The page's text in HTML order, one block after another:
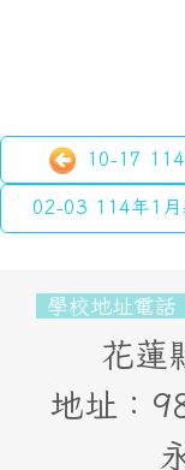
10-17 114
02-03 114年1月
頁尾區域內容
學校地址電話
花蓮
地址：